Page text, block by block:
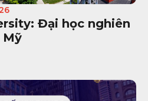
Đại học nghiên
Mỹ